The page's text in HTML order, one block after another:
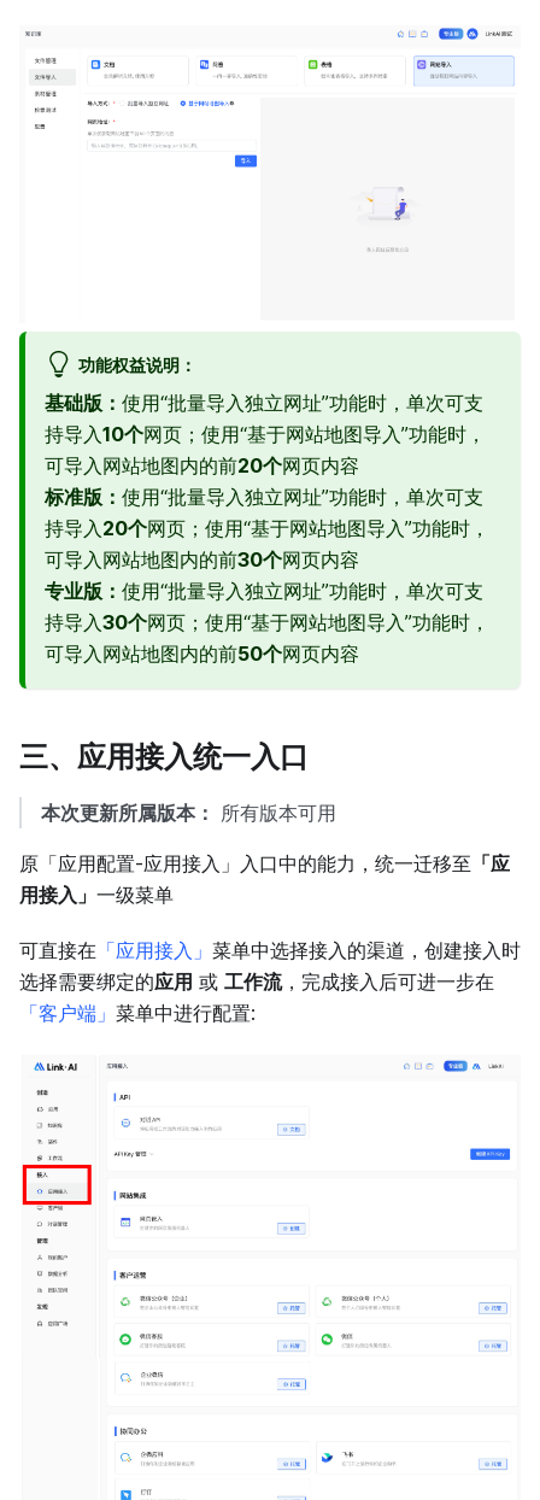
功能权益说明：
基础版： 使用“批量导入独立网址”功能时，单次可支
持导入10个网页；使用“基于网站地图导入”功能时，
可导入网站地图内的前20个网页内容
标准版： 使用“批量导入独立网址”功能时，单次可支
持导入20个网页；使用“基于网站地图导入”功能时，
可导入网站地图内的前30个网页内容
专业版： 使用“批量导入独立网址”功能时，单次可支
持导入30个网页；使用“基于网站地图导入”功能时，
可导入网站地图内的前50个网页内容
三、应用接入统一入口
本次更新所属版本： 所有版本可用
原「应用配置-应用接入」入口中的能力，统一迁移至 「应
用接入」 一级菜单
可直接在 「应用接入」 菜单中选择接入的渠道，创建接入时
选择需要绑定的应用 或 工作流，完成接入后可进一步在
「客户端」 菜单中进行配置: